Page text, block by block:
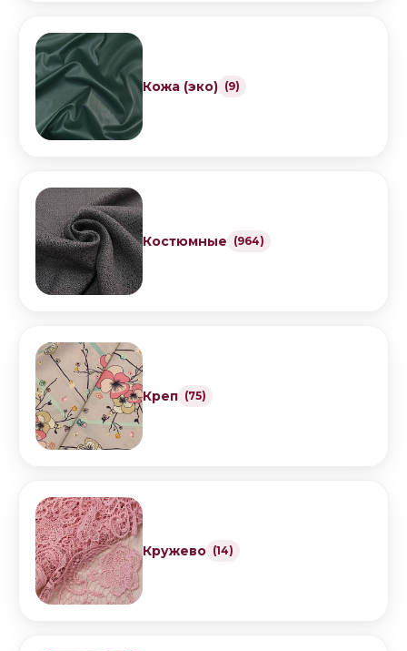
Кожа (эко) (9)
Костюмные (964)
Креп (75)
Кружево (14)